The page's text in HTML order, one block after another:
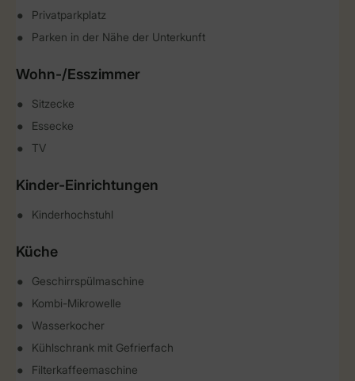
Privatparkplatz
Parken in der Nähe der Unterkunft
Wohn-/Esszimmer
Sitzecke
Essecke
TV
Kinder-Einrichtungen
Kinderhochstuhl
Küche
Geschirrspülmaschine
Kombi-Mikrowelle
Wasserkocher
Kühlschrank mit Gefrierfach
Filterkaffeemaschine